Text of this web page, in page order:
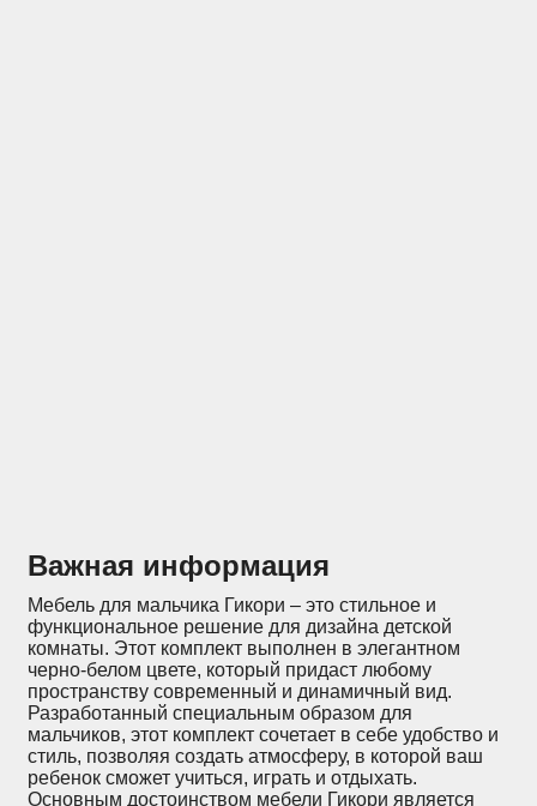
Важная информация
Мебель для мальчика Гикори – это стильное и
функциональное решение для дизайна детской
комнаты. Этот комплект выполнен в элегантном
черно-белом цвете, который придаст любому
пространству современный и динамичный вид.
Разработанный специальным образом для
мальчиков, этот комплект сочетает в себе удобство и
стиль, позволяя создать атмосферу, в которой ваш
ребенок сможет учиться, играть и отдыхать.
Основным достоинством мебели Гикори является